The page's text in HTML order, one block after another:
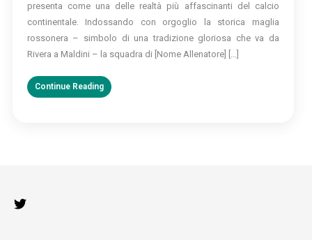
presenta come una delle realtà più affascinanti del calcio
continentale. Indossando con orgoglio la storica maglia
rossonera – simbolo di una tradizione gloriosa che va da
Rivera a Maldini – la squadra di [Nome Allenatore] […]
Continue Reading